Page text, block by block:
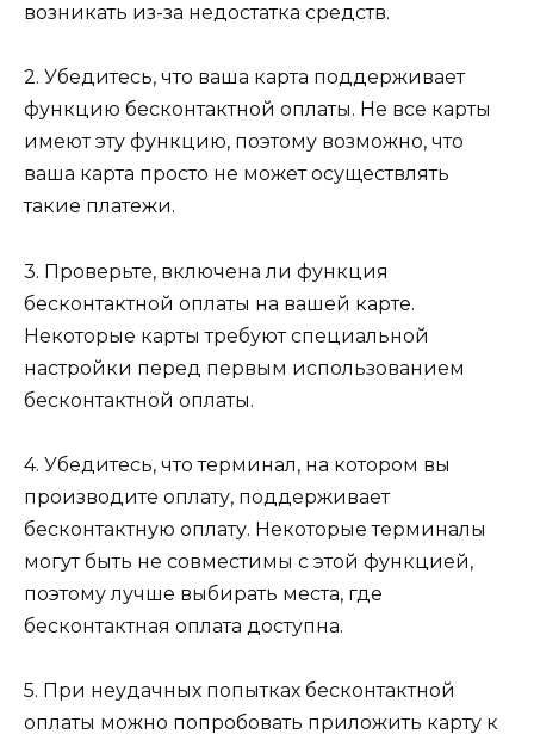
возникать из-за недостатка средств.
2. Убедитесь, что ваша карта поддерживает
функцию бесконтактной оплаты. Не все карты
имеют эту функцию, поэтому возможно, что
ваша карта просто не может осуществлять
такие платежи.
3. Проверьте, включена ли функция
бесконтактной оплаты на вашей карте.
Некоторые карты требуют специальной
настройки перед первым использованием
бесконтактной оплаты.
4. Убедитесь, что терминал, на котором вы
производите оплату, поддерживает
бесконтактную оплату. Некоторые терминалы
могут быть не совместимы с этой функцией,
поэтому лучше выбирать места, где
бесконтактная оплата доступна.
5. При неудачных попытках бесконтактной
оплаты можно попробовать приложить карту к